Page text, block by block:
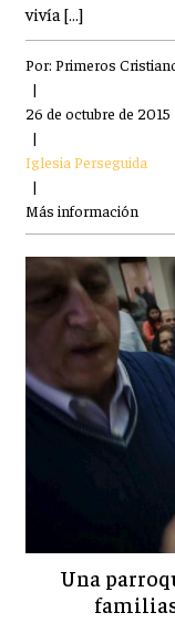
vivía […]
Por: Primeros
|
26 de octubre de 2015
|
Iglesia Perseguida
|
Más información
Una